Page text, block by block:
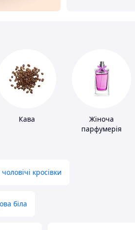
Кава
Жіноча
парфумерія
кросівки
біла